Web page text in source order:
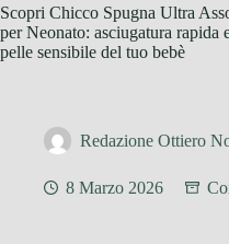
Scopri Chicco Spugna Ultra
per Neonato: asciugatura rapida
pelle sensibile del tuo bebè
Redazione Ottiero
8 Marzo 2026